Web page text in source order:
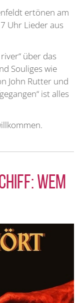
ertönen am
Uhr Lieder aus
über das
Souliges wie
John Rutter und
ist alles
Wem